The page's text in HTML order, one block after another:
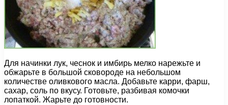
Для начинки лук, чеснок и имбирь мелко нарежьте и
обжарьте в большой сковороде на небольшом
количестве оливкового масла. Добавьте карри, фарш,
сахар, соль по вкусу. Готовьте, разбивая комочки
лопаткой. Жарьте до готовности.